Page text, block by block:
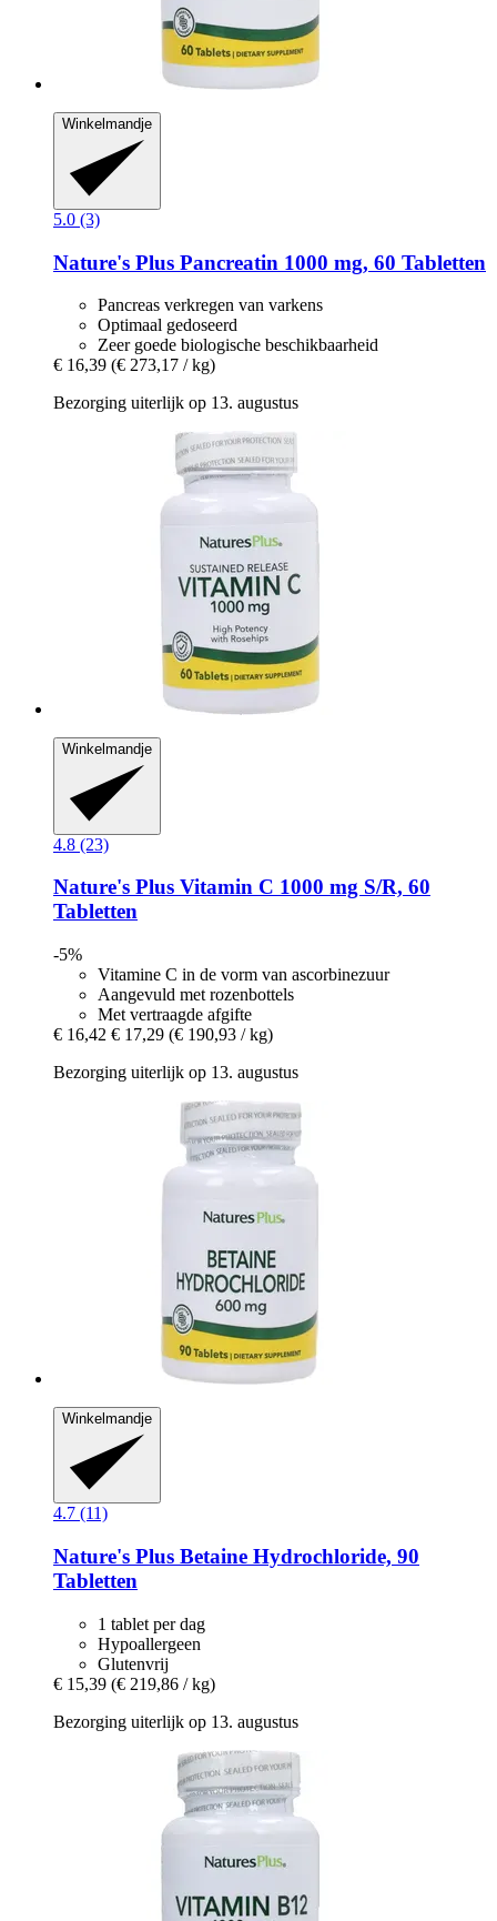
Winkelmandje
5.0 (3)
Nature's Plus Pancreatin 1000 mg, 60 Tabletten
Pancreas verkregen van varkens
Optimaal gedoseerd
Zeer goede biologische beschikbaarheid
€ 16,39 (€ 273,17 / kg)
Bezorging uiterlijk op 13. augustus
Winkelmandje
4.8 (23)
Nature's Plus Vitamin C 1000 mg S/R, 60
Tabletten
-5%
Vitamine C in de vorm van ascorbinezuur
Aangevuld met rozenbottels
Met vertraagde afgifte
€ 16,42 € 17,29 (€ 190,93 / kg)
Bezorging uiterlijk op 13. augustus
Winkelmandje
4.7 (11)
Nature's Plus Betaine Hydrochloride, 90
Tabletten
1 tablet per dag
Hypoallergeen
Glutenvrij
€ 15,39 (€ 219,86 / kg)
Bezorging uiterlijk op 13. augustus